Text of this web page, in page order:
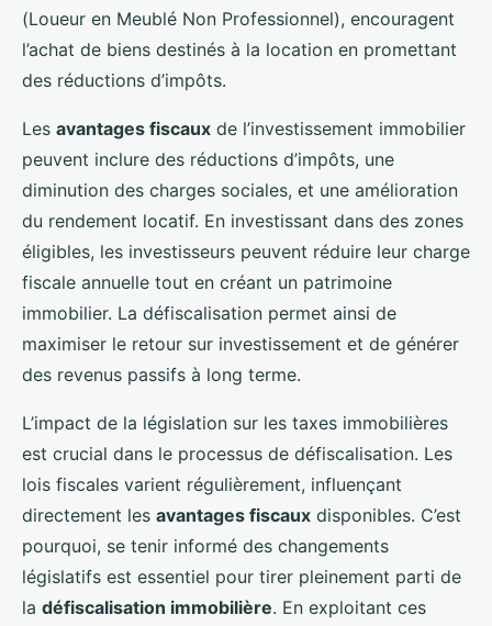
(Loueur en Meublé Non Professionnel), encouragent
l’achat de biens destinés à la location en promettant
des réductions d’impôts.
Les avantages fiscaux de l’investissement immobilier
peuvent inclure des réductions d’impôts, une
diminution des charges sociales, et une amélioration
du rendement locatif. En investissant dans des zones
éligibles, les investisseurs peuvent réduire leur charge
fiscale annuelle tout en créant un patrimoine
immobilier. La défiscalisation permet ainsi de
maximiser le retour sur investissement et de générer
des revenus passifs à long terme.
L’impact de la législation sur les taxes immobilières
est crucial dans le processus de défiscalisation. Les
lois fiscales varient régulièrement, influençant
directement les avantages fiscaux disponibles. C’est
pourquoi, se tenir informé des changements
législatifs est essentiel pour tirer pleinement parti de
la défiscalisation immobilière. En exploitant ces